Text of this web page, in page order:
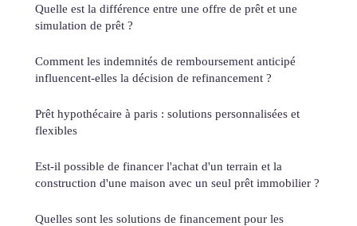
Quelle est la différence entre une offre de prêt et une
simulation de prêt ?
Comment les indemnités de remboursement anticipé
influencent-elles la décision de refinancement ?
Prêt hypothécaire à paris : solutions personnalisées et
flexibles
Est-il possible de financer l'achat d'un terrain et la
construction d'une maison avec un seul prêt immobilier ?
Quelles sont les solutions de financement pour les